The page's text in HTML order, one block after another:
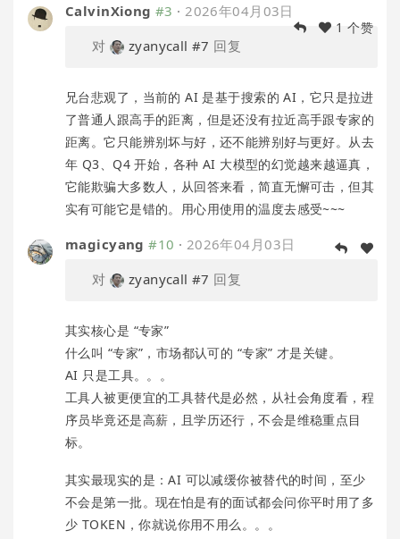
CalvinXiong #3 · 2026年04月03日
1 个赞
对 zyanycall #7 回复
兄台悲观了，当前的 AI 是基于搜索的 AI，它只是拉进
了普通人跟高手的距离，但是还没有拉近高手跟专家的
距离。它只能辨别坏与好，还不能辨别好与更好。从去
年 Q3、Q4 开始，各种 AI 大模型的幻觉越来越逼真，
它能欺骗大多数人，从回答来看，简直无懈可击，但其
实有可能它是错的。用心用使用的温度去感受~~~
magicyang #10 · 2026年04月03日
对
zyanycall #7 回复
其实核心是 “专家”
什么叫 “专家”，市场都认可的 “专家” 才是关键。
AI 只是工具。。。
工具人被更便宜的工具替代是必然，从社会角度看，程
序员毕竟还是高薪，且学历还行，不会是维稳重点目
标。
其实最现实的是：AI 可以减缓你被替代的时间，至少
不会是第一批。现在怕是有的面试都会问你平时用了多
少 TOKEN，你就说你用不用么。。。